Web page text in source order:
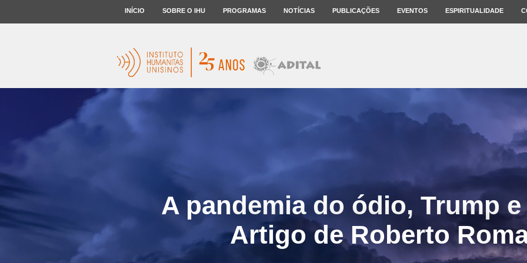
INÍCIO SOBRE O IHU PROGRAMAS NOTÍCIAS PUBLICAÇÕES EVENTOS ESPIRITUALIDADE
A pandemia do ódio, Trump
Artigo de Roberto